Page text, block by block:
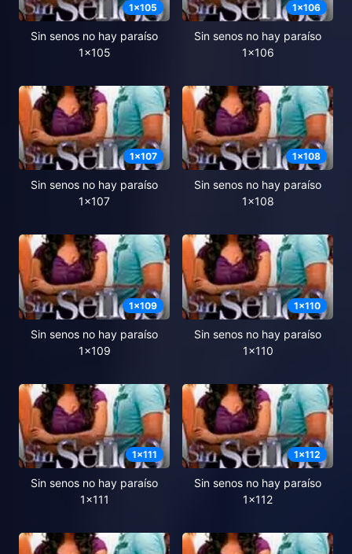
1x105
Sin senos no hay paraíso
1x105
1x106
Sin senos no hay paraíso
1x106
1x107
Sin senos no hay paraíso
1x107
1x108
Sin senos no hay paraíso
1x108
1x109
Sin senos no hay paraíso
1x109
1x110
Sin senos no hay paraíso
1x110
1x111
Sin senos no hay paraíso
1x111
1x112
Sin senos no hay paraíso
1x112